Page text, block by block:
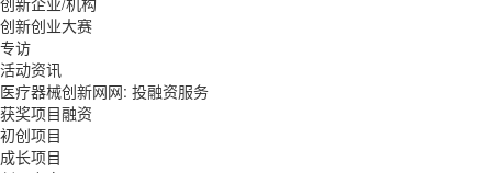
创新创业大赛
专访
活动资讯
医疗器械创新网网: 投融资服务
获奖项目融资
初创项目
成长项目